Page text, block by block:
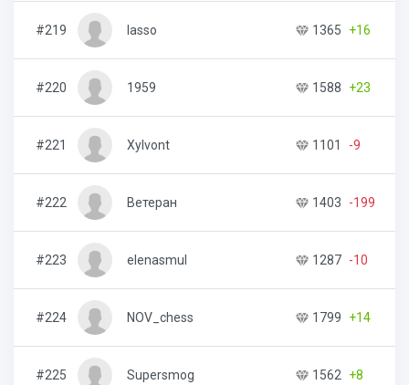
#219 lasso 1365 +16
#220 1959 1588 +23
#221 Xylvont 1101 -9
#222 Ветеран 1403 -199
#223 elenasmul 1287 -10
#224 NOV_chess 1799 +14
#225 Supersmog 1562 +8